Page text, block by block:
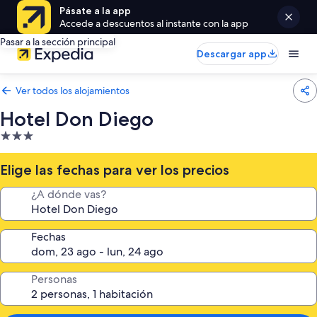
Pásate a la app
Accede a descuentos al instante con la app
Pasar a la sección principal
Descargar app
Ver todos los alojamientos
Hotel Don Diego
Alojamiento
de
3.0 estrellas
Elige las fechas para ver los precios
¿A dónde vas?
Fechas
Personas